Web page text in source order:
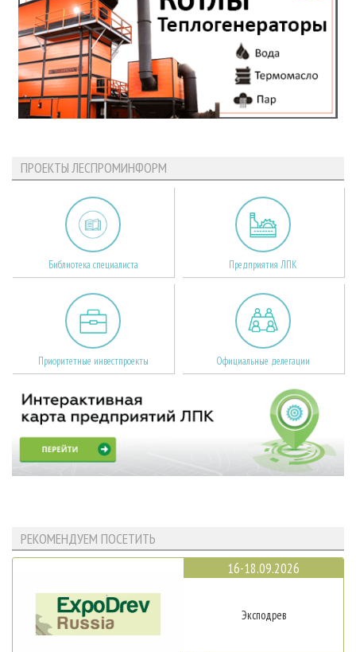
ПРОЕКТЫ ЛЕСПРОМИНФОРМ
Библиотека специалиста Предприятия ЛПК
Приоритетные инвестпроекты Официальные делегации
РЕКОМЕНДУЕМ ПОСЕТИТЬ
16-18.09.2026
Эксподрев